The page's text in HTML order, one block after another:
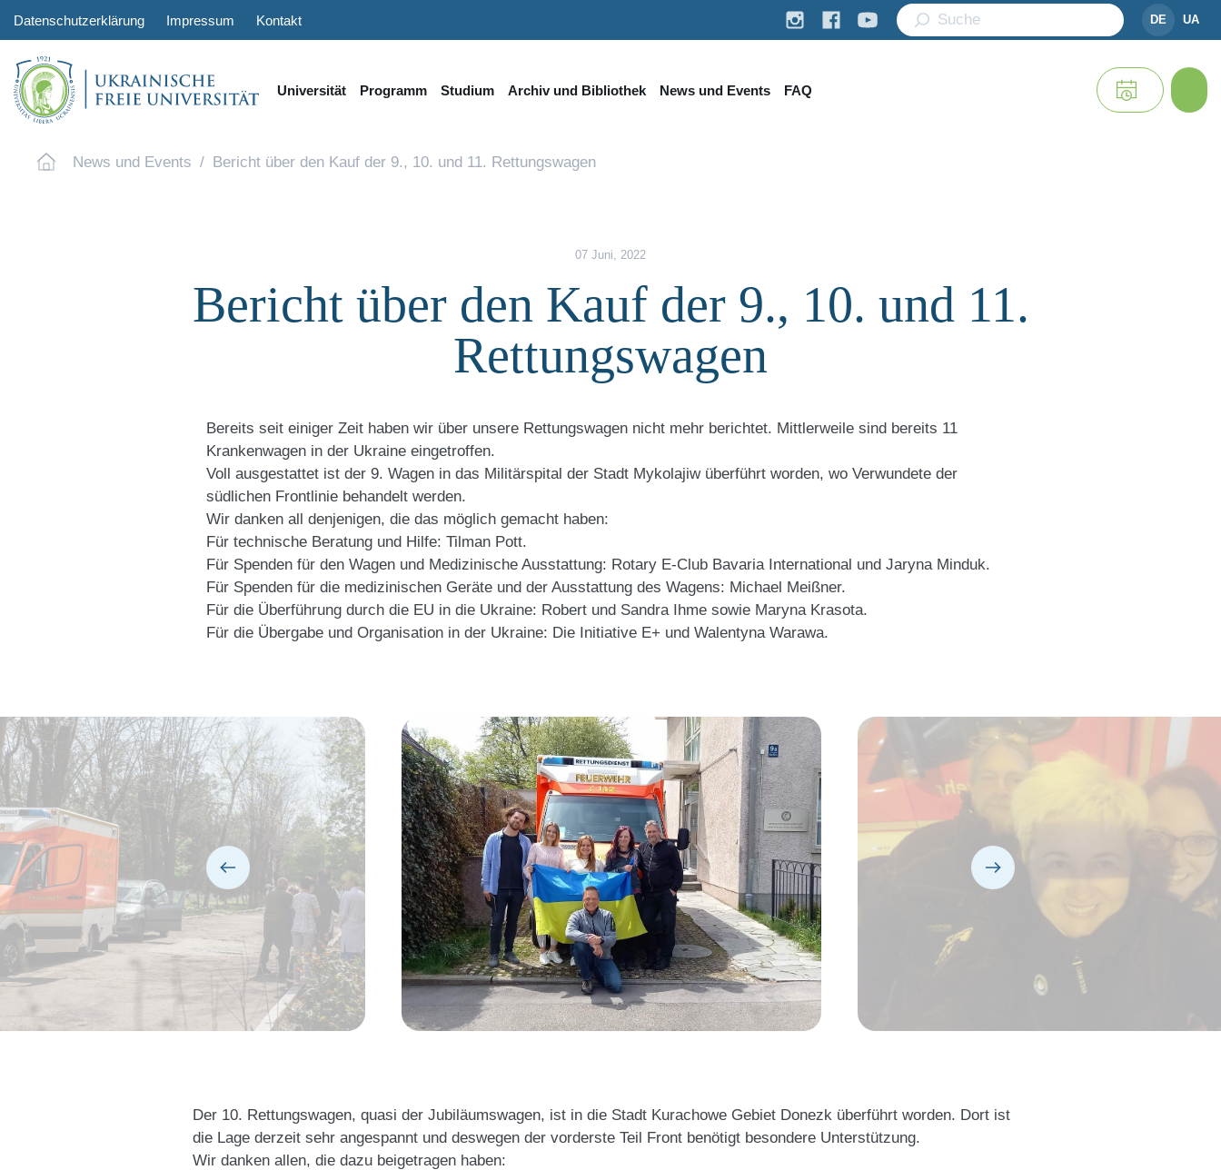
Datenschutzerklärung Impressum Kontakt DE UA
Universität Programm Studium Archiv und Bibliothek News und Events FAQ
News und Events Bericht über den Kauf der 9., 10. und 11. Rettungswagen
07 Juni, 2022
Bericht über den Kauf der 9., 10. und 11.
Rettungswagen
Bereits seit einiger Zeit haben wir über unsere Rettungswagen nicht mehr berichtet. Mittlerweile sind bereits 11
Krankenwagen in der Ukraine eingetroffen.
Voll ausgestattet ist der 9. Wagen in das Militärspital der Stadt Mykolajiw überführt worden, wo Verwundete der
südlichen Frontlinie behandelt werden.
Wir danken all denjenigen, die das möglich gemacht haben:
Für technische Beratung und Hilfe: Tilman Pott.
Für Spenden für den Wagen und Medizinische Ausstattung: Rotary E-Club Bavaria International und Jaryna Minduk.
Für Spenden für die medizinischen Geräte und der Ausstattung des Wagens: Michael Meißner.
Für die Überführung durch die EU in die Ukraine: Robert und Sandra Ihme sowie Maryna Krasota.
Für die Übergabe und Organisation in der Ukraine: Die Initiative E+ und Walentyna Warawa.
Der 10. Rettungswagen, quasi der Jubiläumswagen, ist in die Stadt Kurachowe Gebiet Donezk überführt worden. Dort ist
die Lage derzeit sehr angespannt und deswegen der vorderste Teil Front benötigt besondere Unterstützung.
Wir danken allen, die dazu beigetragen haben: